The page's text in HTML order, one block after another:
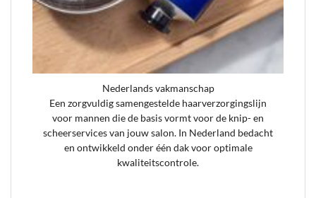
Nederlands vakmanschap
Een zorgvuldig samengestelde haarverzorgingslijn
voor mannen die de basis vormt voor de knip- en
scheerservices van jouw salon. In Nederland bedacht
en ontwikkeld onder één dak voor optimale
kwaliteitscontrole.